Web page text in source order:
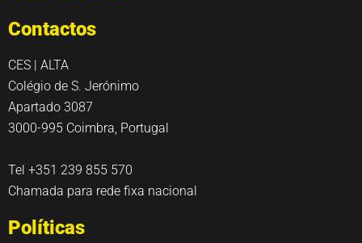
Contactos
CES | ALTA
Colégio de S. Jerónimo
Apartado 3087
3000-995 Coimbra, Portugal
Tel +351 239 855 570
Chamada para rede fixa nacional
Políticas